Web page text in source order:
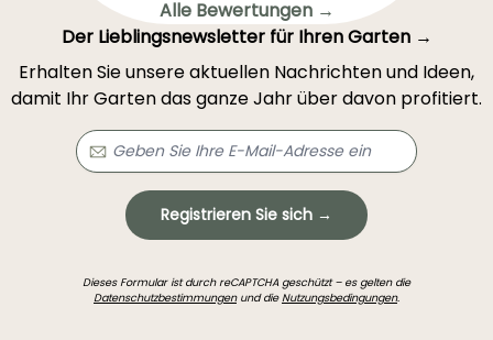
Alle Bewertungen →
Der Lieblingsnewsletter für Ihren Garten →
Erhalten Sie unsere aktuellen Nachrichten und Ideen,
damit Ihr Garten das ganze Jahr über davon profitiert.
Registrieren Sie sich →
Dieses Formular ist durch reCAPTCHA geschützt – es gelten die
Datenschutzbestimmungenund dieNutzungsbedingungen.